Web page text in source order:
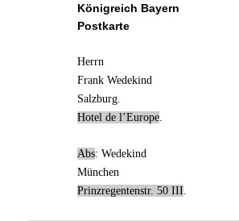
Königreich Bayern
Postkarte
Herrn
Frank Wedekind
Salzburg.
Hotel de l’Europe
Abs: Wedekind
München
Prinzregentenstr. 50 III